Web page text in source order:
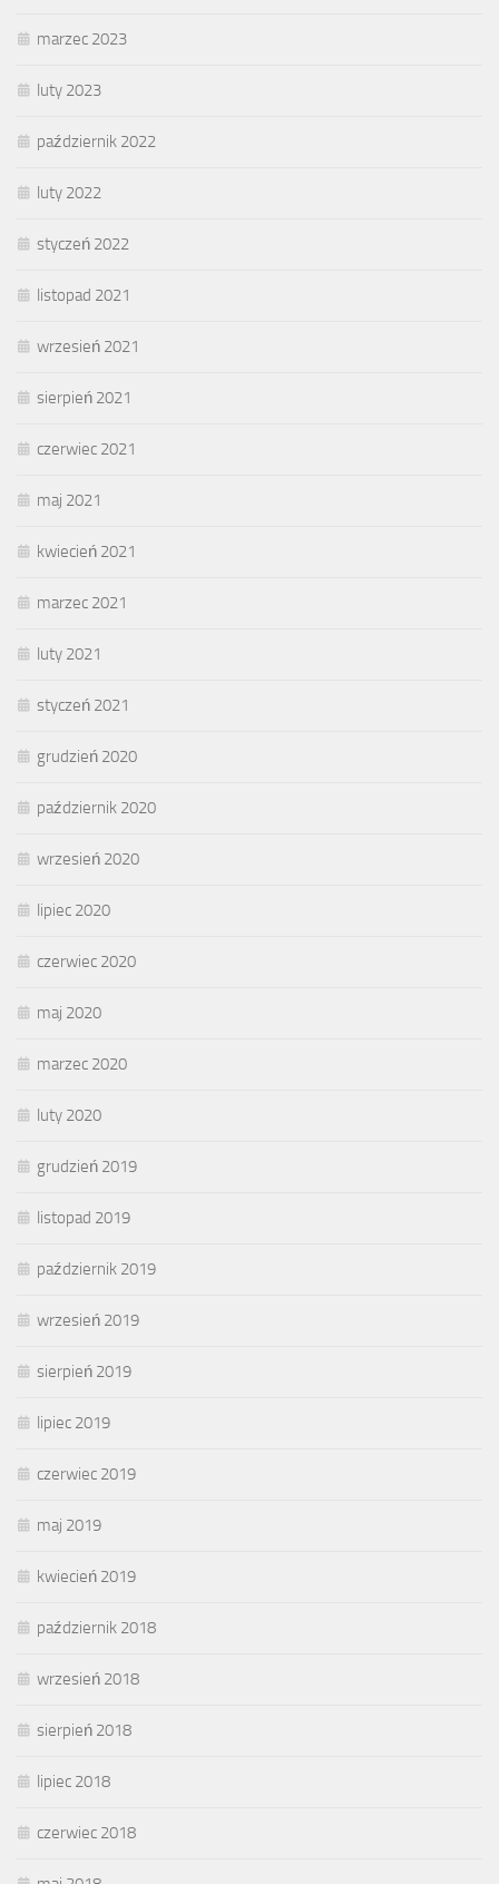
marzec 2023
luty 2023
październik 2022
luty 2022
styczeń 2022
listopad 2021
wrzesień 2021
sierpień 2021
czerwiec 2021
maj 2021
kwiecień 2021
marzec 2021
luty 2021
styczeń 2021
grudzień 2020
październik 2020
wrzesień 2020
lipiec 2020
czerwiec 2020
maj 2020
marzec 2020
luty 2020
grudzień 2019
listopad 2019
październik 2019
wrzesień 2019
sierpień 2019
lipiec 2019
czerwiec 2019
maj 2019
kwiecień 2019
październik 2018
wrzesień 2018
sierpień 2018
lipiec 2018
czerwiec 2018